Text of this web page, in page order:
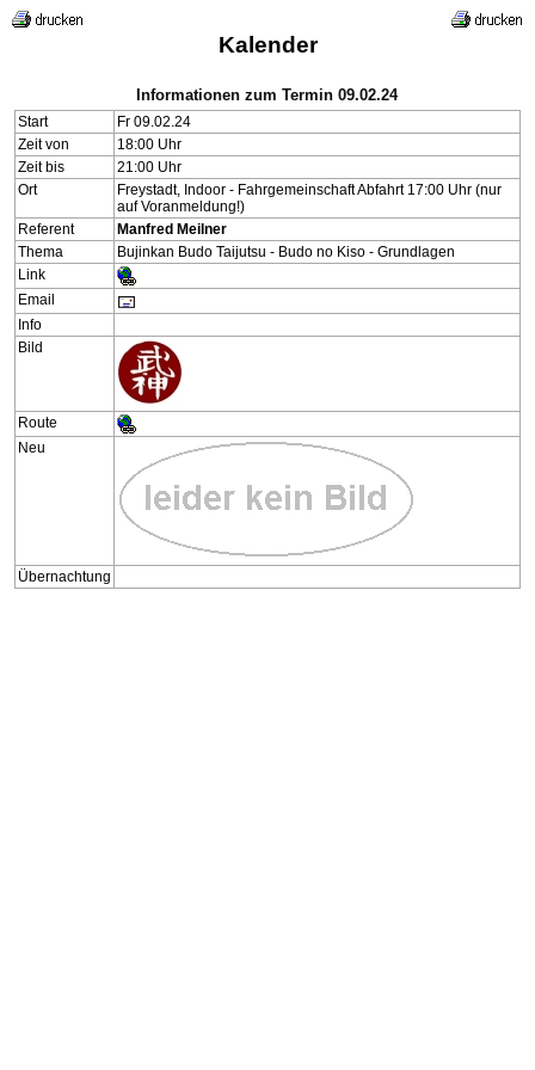
Kalender
Informationen zum Termin 09.02.24
Start
Fr 09.02.24
Zeit von
18:00 Uhr
Zeit bis
21:00 Uhr
Ort
Freystadt, Indoor - Fahrgemeinschaft Abfahrt 17:00 Uhr (nur
auf Voranmeldung!)
Referent
Manfred Meilner
Thema
Bujinkan Budo Taijutsu - Budo no Kiso - Grundlagen
Link
Email
Info
Bild
Route
Neu
Übernachtung